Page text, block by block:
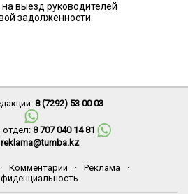
выезд руководителей
задолженности
8 (7292) 53 00 03
отдел: 8 707 040 14 81
reklama@tumba.kz
· Комментарии · Реклама
·